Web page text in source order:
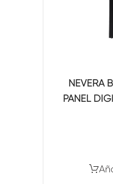
NEVERA
PANEL